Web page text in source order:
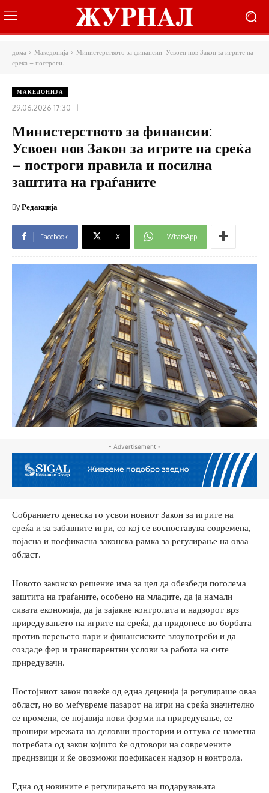
дома Македонија
Министерството за финансии: Усвоен нов Закон за игрите на
среќа – построги...
МАКЕДОНИЈА
29.06.2026 17:30
Министерството за финансии:
Усвоен нов Закон за игрите на среќа
– построги правила и посилна
заштита на граѓаните
ByРедакција
Facebook X WhatsApp
- Advertisement -
Собранието денеска го усвои новиот Закон за игрите на
среќа и за забавните игри, со кој се воспоставува современа,
појасна и поефикасна законска рамка за регулирање на оваа
област.
Новото законско решение има за цел да обезбеди поголема
заштита на граѓаните, особено на младите, да ја намали
сивата економија, да ја зајакне контролата и надзорот врз
приредувањето на игрите на среќа, да придонесе во борбата
против перењето пари и финансиските злоупотреби и да
создаде фер и транспарентни услови за работа на сите
приредувачи.
Постојниот закон повеќе од една деценија ја регулираше оваа
област, но во меѓувреме пазарот на игри на среќа значително
се промени, се појавија нови форми на приредување, се
прошири мрежата на деловни простории и оттука се наметна
потребата од закон којшто ќе одговори на современите
предизвици и ќе овозможи поефикасен надзор и контрола.
Една од новините е регулирањето на подарувањата